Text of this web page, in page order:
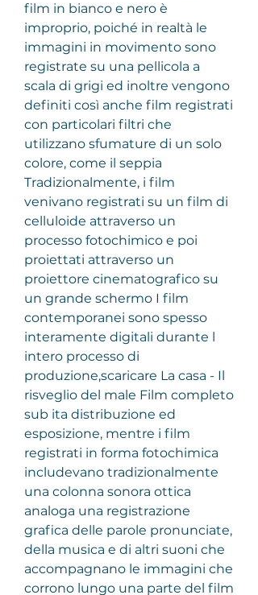
film in bianco e nero è
improprio, poiché in realtà le
immagini in movimento sono
registrate su una pellicola a
scala di grigi ed inoltre vengono
definiti così anche film registrati
con particolari filtri che
utilizzano sfumature di un solo
colore, come il seppia
Tradizionalmente, i film
venivano registrati su un film di
celluloide attraverso un
processo fotochimico e poi
proiettati attraverso un
proiettore cinematografico su
un grande schermo I film
contemporanei sono spesso
interamente digitali durante l
intero processo di
produzione,scaricare La casa - Il
risveglio del male Film completo
sub ita distribuzione ed
esposizione, mentre i film
registrati in forma fotochimica
includevano tradizionalmente
una colonna sonora ottica
analoga una registrazione
grafica delle parole pronunciate,
della musica e di altri suoni che
accompagnano le immagini che
corrono lungo una parte del film